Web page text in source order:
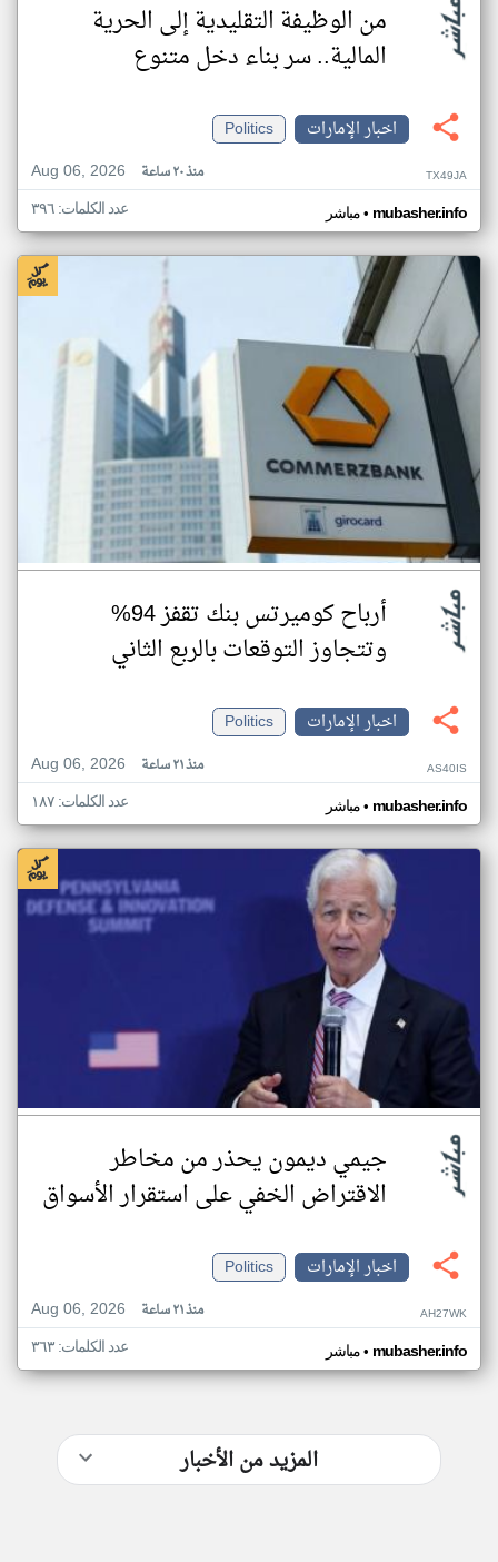
من الوظيفة التقليدية إلى الحرية
المالية.. سر بناء دخل متنوع
اخبار الإمارات
Politics
Aug 06, 2026
منذ ٢٠ ساعة TX49JA
مباشر• mubasher.info عدد الكلمات: ٣٩٦
أرباح كوميرتس بنك تقفز 94%
وتتجاوز التوقعات بالربع الثاني
اخبار الإمارات
Politics
Aug 06, 2026
منذ ٢١ ساعة AS40IS
مباشر• mubasher.info عدد الكلمات: ١٨٧
جيمي ديمون يحذر من مخاطر
الاقتراض الخفي على استقرار الأسواق
اخبار الإمارات
Politics
Aug 06, 2026
منذ ٢١ ساعة AH27WK
مباشر• mubasher.info عدد الكلمات: ٣٦٣
المزيد من الأخبار